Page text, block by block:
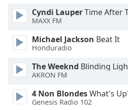
window.
Text
Cyndi LauperTime After
MAXX FM
Michael Jackson Beat It
Honduradio
The Weeknd Blinding
AKRON FM
4 Non BlondesWhat's
Genesis Radio 102